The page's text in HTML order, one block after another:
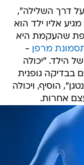
דרך השלילה",
אליו ילד הוא
שהעקמת היא
מרפן -
הילד. "יכולה
בבדיקה גופנית
הוסיף, ויכולה
אחרות.